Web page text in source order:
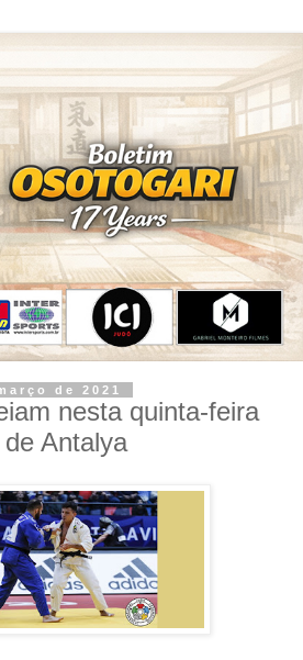
de 2021
nesta quinta-feira
Antalya